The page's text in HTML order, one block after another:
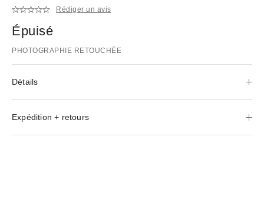
Rédiger un avis
Épuisé
PHOTOGRAPHIE RETOUCHÉE
Détails
Expédition + retours